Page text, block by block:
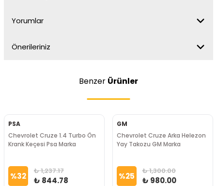
Yorumlar
Önerileriniz
Benzer Ürünler
PSA
Chevrolet Cruze 1.4 Turbo Ön
Krank Keçesi Psa Marka
%32 ₺ 1,237.17
₺ 844.78
GM
Chevrolet Cruze Arka Helezon
Yay Takozu GM Marka
%25 ₺ 1,300.00
₺ 980.00